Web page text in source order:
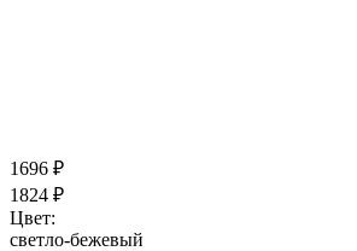
1696 ₽
1824 ₽
Цвет:
светло-бежевый